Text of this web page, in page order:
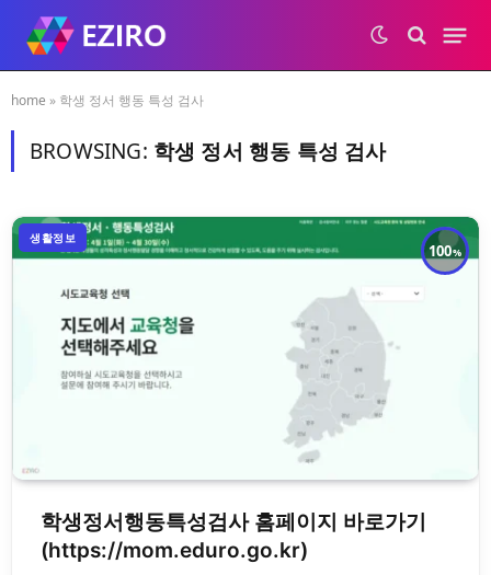
home » 학생 정서 행동 특성 검사
BROWSING: 학생 정서 행동 특성 검사
100
생활정보
학생정서행동특성검사 홈페이지 바로가기
(https://mom.eduro.go.kr)